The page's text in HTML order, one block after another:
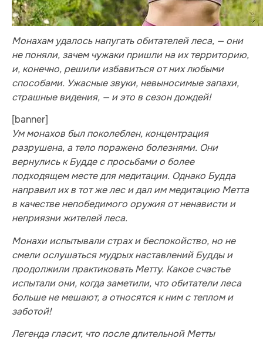
Монахам удалось напугать обитателей леса, — они
не поняли, зачем чужаки пришли на их территорию,
и, конечно, решили избавиться от них любыми
способами. Ужасные звуки, невыносимые запахи,
страшные видения, — и это в сезон дождей!
[banner]
Ум монахов был поколеблен, концентрация
разрушена, а тело поражено болезнями. Они
вернулись к Будде с просьбами о более
подходящем месте для медитации. Однако Будда
направил их в тот же лес и дал им медитацию Метта
в качестве непобедимого оружия от ненависти и
неприязни жителей леса.
Монахи испытывали страх и беспокойство, но не
смели ослушаться мудрых наставлений Будды и
продолжили практиковать Метту. Какое счастье
испытали они, когда заметили, что обитатели леса
больше не мешают, а относятся к ним с теплом и
заботой!
Легенда гласит, что после длительной Метты